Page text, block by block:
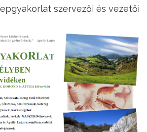
szervezői és vezetői